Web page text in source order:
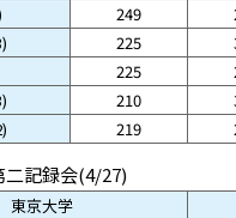
249
225
225
210
219
二記録会(4/27)
東京大学